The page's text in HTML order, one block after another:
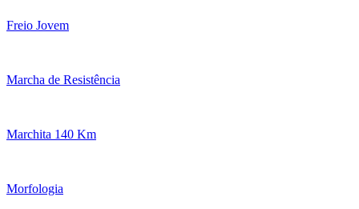
Freio Jovem
Marcha de Resistência
Marchita 140 Km
Morfologia